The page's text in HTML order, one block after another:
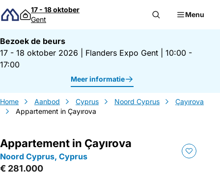
Direct naar inhoud
17 - 18 oktober
Gent
Menu
Bezoek de beurs
17 - 18 oktober 2026
Flanders Expo Gent
10:00 -
17:00
Meer informatie
Home Aanbod Cyprus Noord Cyprus
Çayırova
Appartement in Çayırova
Appartement in Çayırova
Noord Cyprus, Cyprus
€ 281.000